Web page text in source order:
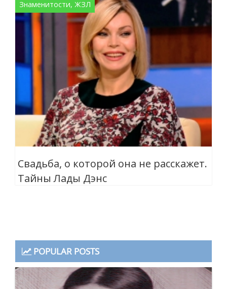
Знаменитости, ЖЗЛ
Свадьба, о которой она не расскажет.
Тайны Лады Дэнс
POPULAR POSTS